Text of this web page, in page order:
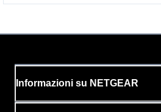
Informazioni su NETGEAR